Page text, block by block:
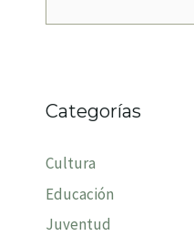
Categorías
Cultura
Educación
Juventud